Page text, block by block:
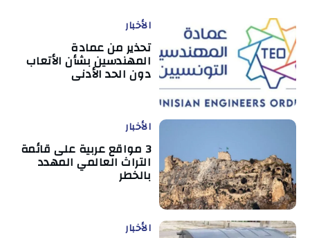
الأخبار
تحذير من عمادة
المهندسين بشأن الأتعاب
دون الحد الأدنى
الأخبار
3 مواقع عربية على قائمة
التراث العالمي المهدد
بالخطر
الأخبار